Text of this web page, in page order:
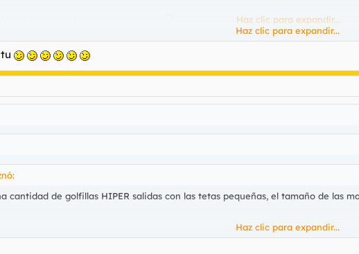
Haz clic para expandir...
caña de españa
Haz clic para expandir...
cantidad de golfillas HIPER salidas con las tetas pequeñas, el tamaño de las
Haz clic para expandir...